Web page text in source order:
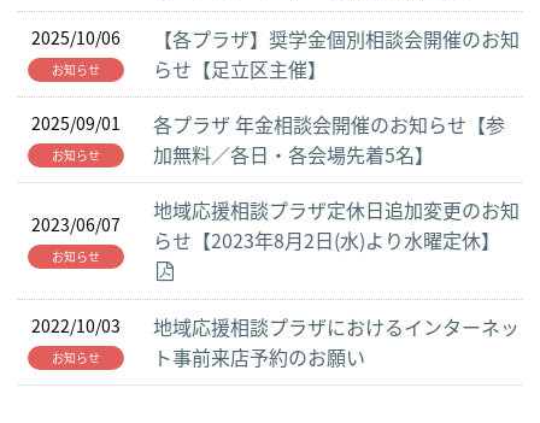
2025/10/06
お知らせ
【各プラザ】奨学金個別相談会開催のお知
らせ【足立区主催】
2025/09/01
お知らせ
各プラザ 年金相談会開催のお知らせ【参
加無料／各日・各会場先着5名】
2023/06/07
お知らせ
地域応援相談プラザ定休日追加変更のお知
らせ【2023年8月2日(水)より水曜定休】
2022/10/03
お知らせ
地域応援相談プラザにおけるインターネッ
ト事前来店予約のお願い